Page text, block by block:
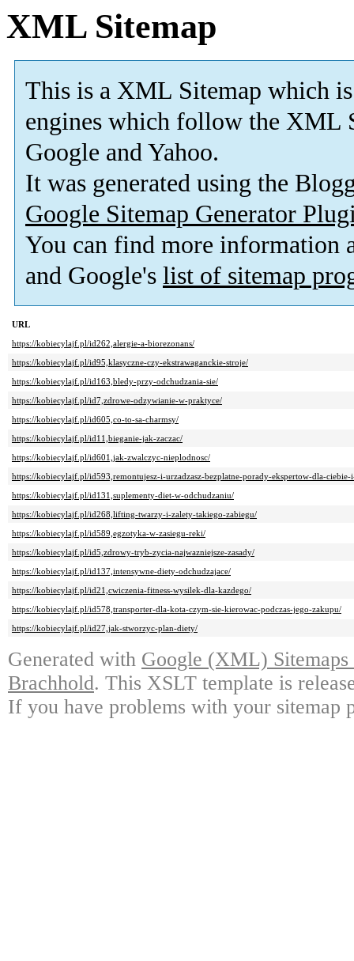
XML Sitemap
This is a XML Sitemap which is
engines which follow the XML
Google and Yahoo.
It was generated using the
Google Sitemap Generator
You can find more information
and Google's list of sitemap
URL
https://kobiecylajf.pl/id262,alergie-a-biorezonans/
https://kobiecylajf.pl/id95,klasyczne-czy-ekstrawaganckie-stroje/
https://kobiecylajf.pl/id163,bledy-przy-odchudzania-sie/
https://kobiecylajf.pl/id7,zdrowe-odzywianie-w-praktyce/
https://kobiecylajf.pl/id605,co-to-sa-charmsy/
https://kobiecylajf.pl/id11,bieganie-jak-zaczac/
https://kobiecylajf.pl/id601,jak-zwalczyc-nieplodnosc/
https://kobiecylajf.pl/id593,remontujesz-i-urzadzasz-bezplatne-porady-ekspertow-dla-
https://kobiecylajf.pl/id131,suplementy-diet-w-odchudzaniu/
https://kobiecylajf.pl/id268,lifting-twarzy-i-zalety-takiego-zabiegu/
https://kobiecylajf.pl/id589,egzotyka-w-zasiegu-reki/
https://kobiecylajf.pl/id5,zdrowy-tryb-zycia-najwazniejsze-zasady/
https://kobiecylajf.pl/id137,intensywne-diety-odchudzajace/
https://kobiecylajf.pl/id21,cwiczenia-fitness-wysilek-dla-kazdego/
https://kobiecylajf.pl/id578,transporter-dla-kota-czym-sie-kierowac-podczas-jego-zakupu/
https://kobiecylajf.pl/id27,jak-stworzyc-plan-diety/
Generated with Google (XML)
Brachhold. This XSLT template is
If you have problems with your sitemap